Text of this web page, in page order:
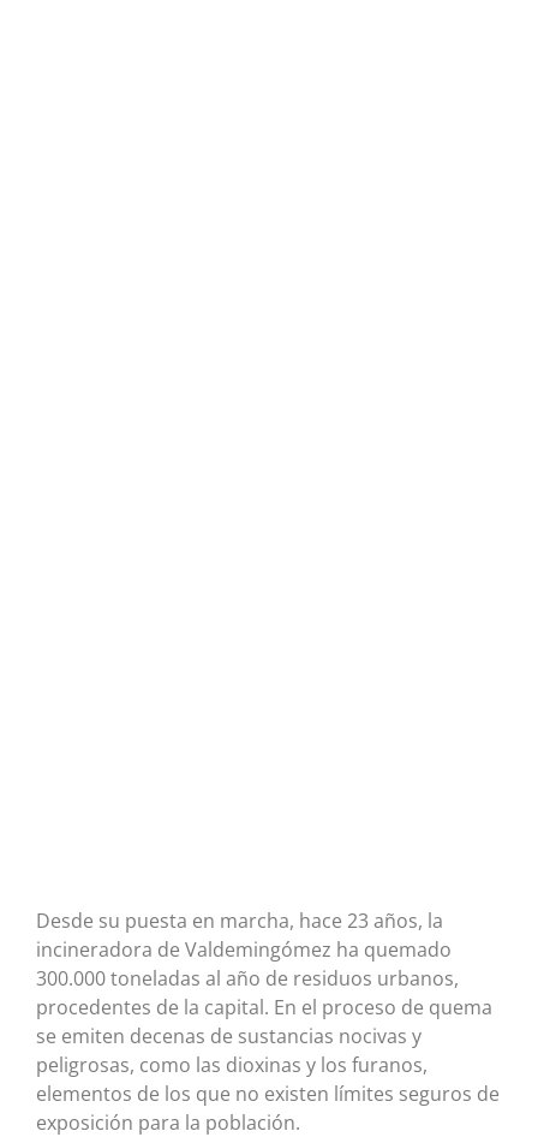
Desde su puesta en marcha, hace 23 años, la
incineradora de Valdemingómez ha quemado
300.000 toneladas al año de residuos urbanos,
procedentes de la capital. En el proceso de quema
se emiten decenas de sustancias nocivas y
peligrosas, como las dioxinas y los furanos,
elementos de los que no existen límites seguros de
exposición para la población.